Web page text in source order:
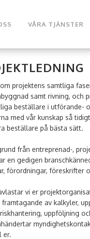
VÅRA TJÄNSTER
projektens samtliga
samt rivning, och
beställare i utförande-
med vår kunskap så
beställare på bästa sätt.
från entreprenad-,
en gedigen
förordningar, föreskrifter
vi er
av kalkyler,
uppföljning
er.